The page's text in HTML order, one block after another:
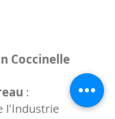
Coccinelle
:
l'Industrie